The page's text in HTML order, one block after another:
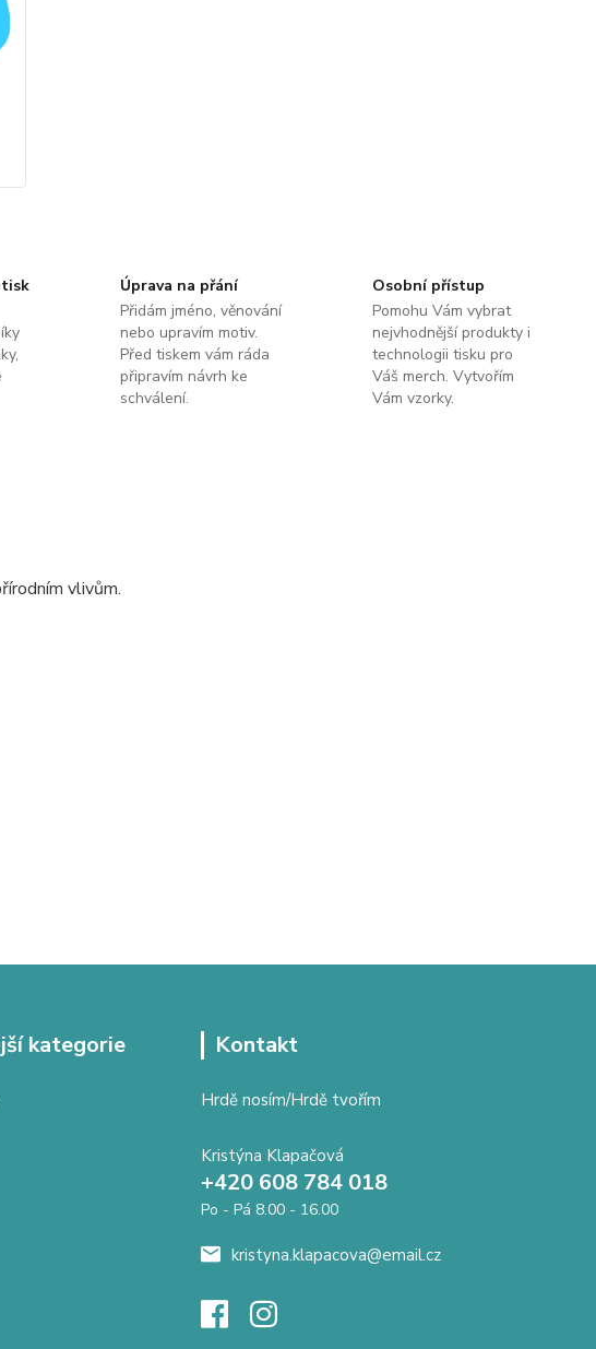
Úprava na přání
Přidám jméno, věnování
nebo upravím motiv.
Před tiskem vám ráda
připravím návrh ke
schválení.
Osobní přístup
Pomohu Vám vybrat
nejvhodnější produkty i
technologii tisku pro
Váš merch. Vytvořím
Vám vzorky.
vlivům.
kategorie Kontakt
Hrdě nosím/Hrdě tvořím
Kristýna Klapačová
+420 608 784 018
Po - Pá 8.00 - 16.00
kristyna.klapacova@email.cz